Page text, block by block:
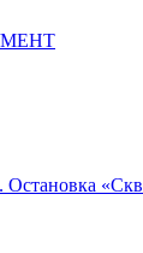
Остановка